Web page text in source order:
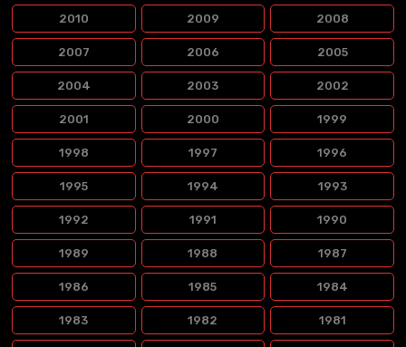
2010 2009 2008
2007 2006 2005
2004 2003 2002
2001 2000 1999
1998 1997 1996
1995 1994 1993
1992 1991 1990
1989 1988 1987
1986 1985 1984
1983 1982 1981